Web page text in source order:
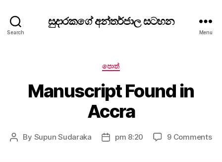
Search
සුදාරකගේ අන්තර්ජාල සටහන
Menu
Categories
පොත්
Manuscript Found in
Accra
Post
By Supun Sudaraka
Postpm 8:20 9 Commentson